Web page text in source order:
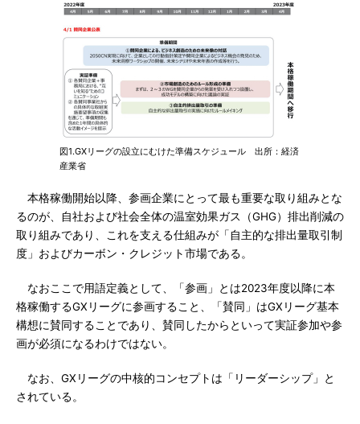
図1.GXリーグの設立にむけた準備スケジュール 出所：経済
産業省
本格稼働開始以降、参画企業にとって最も重要な取り組みとな
るのが、自社および社会全体の温室効果ガス（GHG）排出削減の
取り組みであり、これを支える仕組みが「自主的な排出量取引制
度」およびカーボン・クレジット市場である。
なおここで用語定義として、「参画」とは2023年度以降に本
格稼働するGXリーグに参画すること、「賛同」はGXリーグ基本
構想に賛同することであり、賛同したからといって実証参加や参
画が必須になるわけではない。
なお、GXリーグの中核的コンセプトは「リーダーシップ」と
されている。